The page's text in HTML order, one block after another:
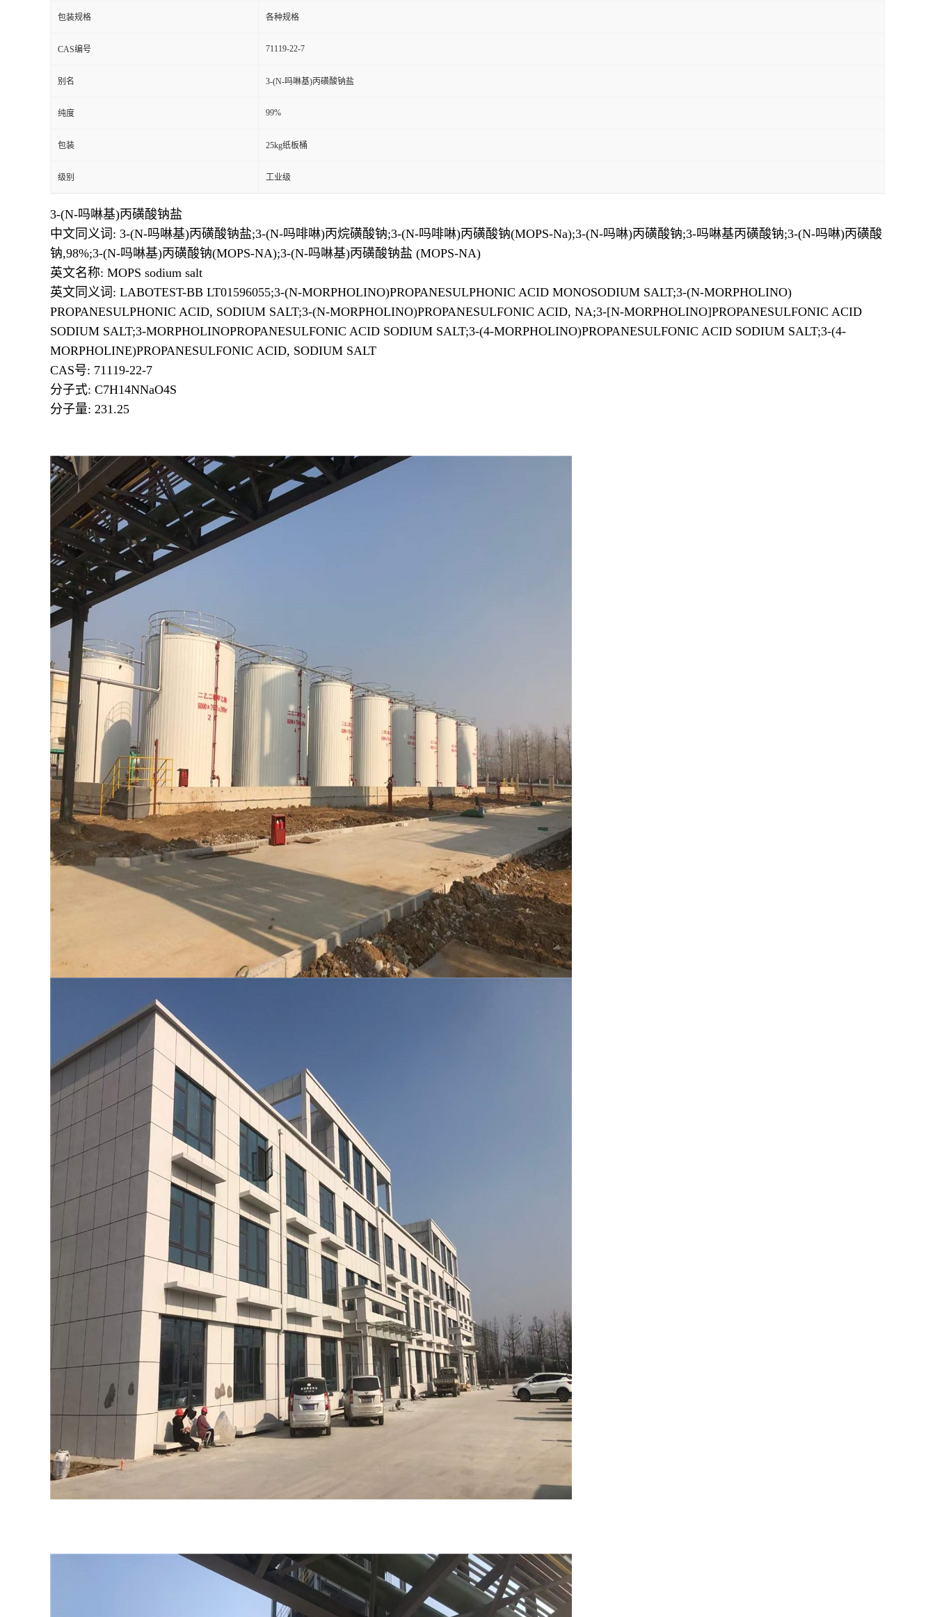
包装规格 各种规格
CAS编号 71119-22-7
别名 3-(N-吗啉基)丙磺酸钠盐
纯度 99%
包装 25kg纸板桶
级别 工业级
3-(N-吗啉基)丙磺酸钠盐
中文同义词: 3-(N-吗啉基)丙磺酸钠盐;3-(N-吗啡啉)丙烷磺酸钠;3-(N-吗啡啉)丙磺酸钠(MOPS-Na);3-(N-吗啉)丙磺酸钠;3-吗啉基丙磺酸钠;3-(N-吗啉)丙磺酸
钠,98%;3-(N-吗啉基)丙磺酸钠(MOPS-NA);3-(N-吗啉基)丙磺酸钠盐 (MOPS-NA)
英文名称: MOPS sodium salt
英文同义词: LABOTEST-BB LT01596055;3-(N-MORPHOLINO)PROPANESULPHONIC ACID MONOSODIUM SALT;3-(N-MORPHOLINO)
PROPANESULPHONIC ACID, SODIUM SALT;3-(N-MORPHOLINO)PROPANESULFONIC ACID, NA;3-[N-MORPHOLINO]PROPANESULFONIC ACID
SODIUM SALT;3-MORPHOLINOPROPANESULFONIC ACID SODIUM SALT;3-(4-MORPHOLINO)PROPANESULFONIC ACID SODIUM SALT;3-(4-
MORPHOLINE)PROPANESULFONIC ACID, SODIUM SALT
CAS号: 71119-22-7
分子式: C7H14NNaO4S
分子量: 231.25